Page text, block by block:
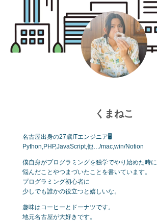
くまねこ
名古屋出身の27歳ITエンジニア🖥
Python,PHP,JavaScript,他…/mac,win/Notion
僕自身がプログラミングを独学でやり始めた時に
悩んだことやつまづいたことを書いています。
プログラミング初心者に
少しでも誰かの役立つと嬉しいな。
趣味はコーヒーとドーナツです。
地元名古屋が大好きです。